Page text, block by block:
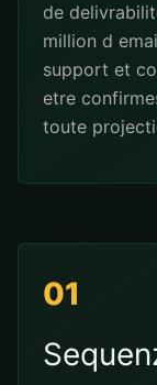
de
million d
support et
etre
toute
01